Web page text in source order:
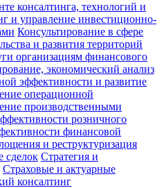
консалтинга, технологий и
и управление инвестиционно-
Консультирование в сфере
и развития территорий
организациям финансового
экономический анализ
эффективности и развитие
операционной
производственными
розничного
финансовой
и реструктуризация
сделок Стратегия и
Страховые и актуарные
консалтинг